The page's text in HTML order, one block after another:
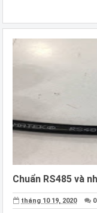
Chuẩn RS485 và
tháng 10 19, 2020